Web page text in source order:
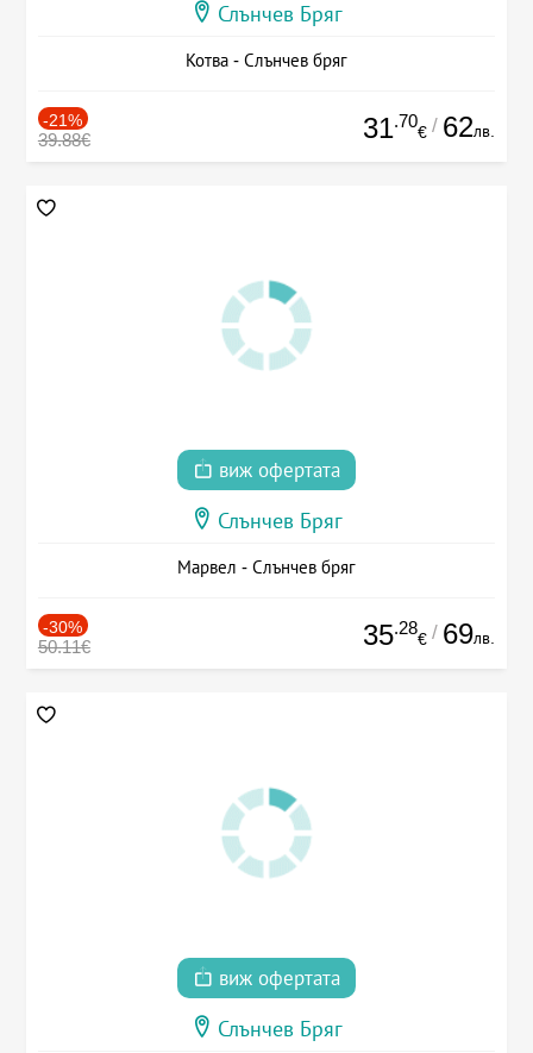
Слънчев Бряг
Котва - Слънчев бряг
-21%
39.88€ 31.70
€ / 62лв.
виж офертата
Слънчев Бряг
Марвел - Слънчев бряг
-30%
50.11€ 35.28
€ / 69лв.
виж офертата
Слънчев Бряг